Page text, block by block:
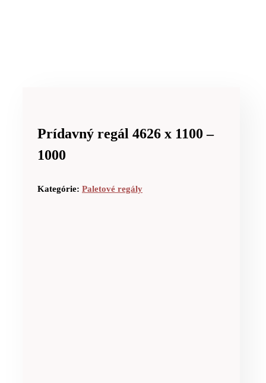
Prídavný regál 4626 x 1100 –
1000
Kategórie: Paletové regály